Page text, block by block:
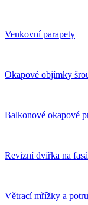
Venkovní parapety
Okapové objímky
Balkonové okapové
Revizní dvířka na
Větrací mřížky a